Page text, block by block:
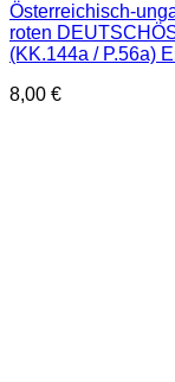
Österreichisch-
roten
(KK.144a / P.56a)
8,00 €